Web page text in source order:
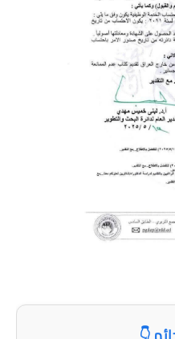
ملازم دراسية
المرحلة الابتدائية
المرحلة المتوسطة
المرحلة الاعدادية
دروس
المرحلة الابتدائية
مواضيع انشاء